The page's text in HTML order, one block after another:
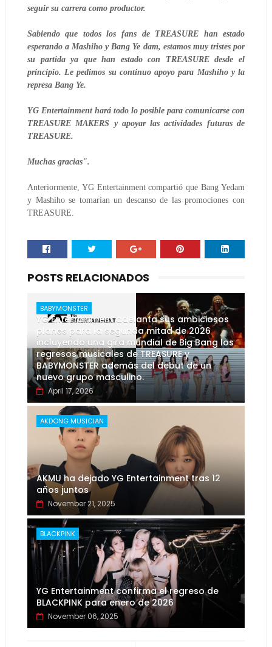
seguir su carrera como productor.
Sabiendo que todos los fans de TREASURE han estado
esperando a Mashiho y Bang Ye dam, estamos muy tristes por
su partida ya que han estado con TREASURE desde el
principio. Le pedimos su continuo apoyo para Mashiho y la
represa Bang Ye.
YG Entertainment hará todo lo posible para comunicarse con
TREASURE MAKERS y apoyar las actividades futuras de
TREASURE.
Muchas gracias".
Anteriormente, YG Entertainment compartió que Bang Yedam
y Mashiho se tomarían un descanso de las promociones con
TREASURE.
POSTS RELACIONADOS
BABYMONSTER
YG Entertainment adelanta sus ambiciosos
planes para la segunda mitad de 2026
incluyendo una gira mundial de Big Bang los
regresos musicales de TREASURE y
BABYMONSTER además del debut de un
nuevo grupo masculino.
April 17, 2026
AKDONG MUSICIAN
AKMU ha dejado YG Entertainment tras 12
años juntos
November 21, 2025
BLACKPINK
YG Entertainment confirma el regreso de
BLACKPINK para enero de 2026
November 06, 2025